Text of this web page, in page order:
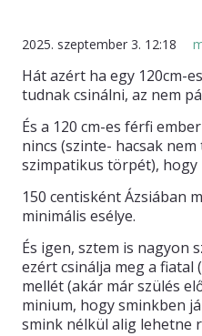
BLOGOK
ELŐFIZETÉS
KAPCSOLAT
2025. szeptember 3. 12:18
Hát azért ha egy 120cm-
tudnak csinálni, az nem
És a 120 cm-es férfi
nincs (szinte- hacsak
szimpatikus törpét), hogy
150 centisként Ázsiában
minimális esélye.
És igen, sztem is nagyon
ezért csinálja meg a fiatal
mellét (akár már szülés
minium, hogy sminkben
smink nélkül alig lehetne